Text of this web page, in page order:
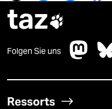
taz
Folgen Sie uns
Ressorts